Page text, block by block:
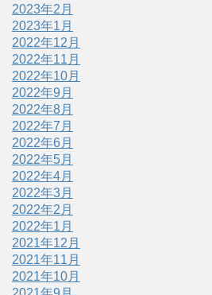
2023年2月
2023年1月
2022年12月
2022年11月
2022年10月
2022年9月
2022年8月
2022年7月
2022年6月
2022年5月
2022年4月
2022年3月
2022年2月
2022年1月
2021年12月
2021年11月
2021年10月